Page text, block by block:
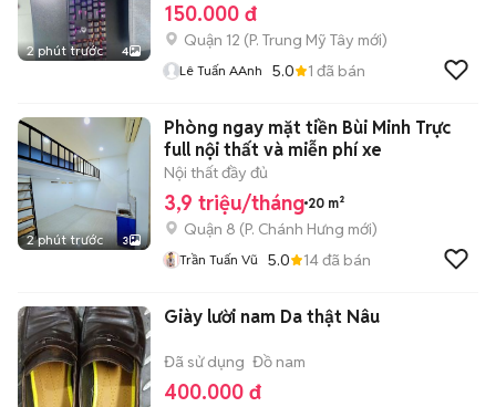
2 phút trước 4
150.000 đ
Quận 12 (P. Trung Mỹ Tây mới)
Lê Tuấn AAnh 5.0 1 đã bán
2 phút trước 3
Phòng ngay mặt tiền Bùi Minh Trực
full nội thất và miễn phí xe
Nội thất đầy đủ
3,9 triệu/tháng 20 m²
Quận 8 (P. Chánh Hưng mới)
Trần Tuấn Vũ 5.0 14đã bán
Giày lười nam Da thật Nâu
Đã sử dụng Đồ nam
400.000 đ